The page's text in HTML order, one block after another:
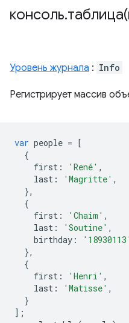
консоль.
Уровень журнала : Info
Регистрирует массив
var people =
[
{
first : 'René' ,
last : 'Magritte' ,
},
{
first : 'Chaim' ,
last : 'Soutine' ,
birthday : '18930113'
},
{
first : 'Henri' ,
last : 'Matisse' ,
}
];